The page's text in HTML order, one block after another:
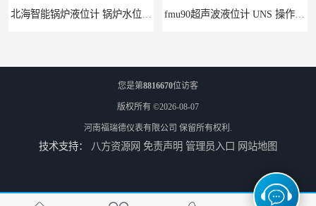
北海智能锅炉液位计 锅炉水位计厂商 自动适应自动校准 fmu90超声波液位计 UNS 操作简单
FMP43 润滑油雷达液位计 能够提供定制服务 云南高加智能锅炉汽包液位计 窑头窑尾液位计
您是第8816670位访客
版权所有 ©2026-08-07
河南福瑞德仪表有限公司 保留所有权利.
技术支持： 八方资源网 免责声明 管理员入口 网站地图